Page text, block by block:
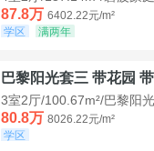
87.8万 6402.22元/m²
学区
满两年
巴黎阳光套三 带花园
3室2厅/100.67m²/巴黎阳光
80.8万 8026.22元/m²
学区